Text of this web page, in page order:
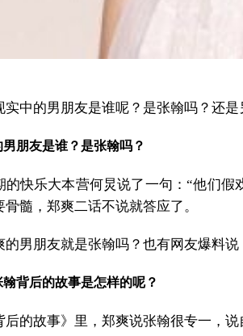
的男朋友是谁呢？是张翰吗？还是
朋友是谁？是张翰吗？
乐大本营何炅说了一句：“他们假
髓，郑爽二话不说就答应了。
朋友就是张翰吗？也有网友爆料说
背后的故事是怎样的呢？
故事》里，郑爽说张翰很专一，说